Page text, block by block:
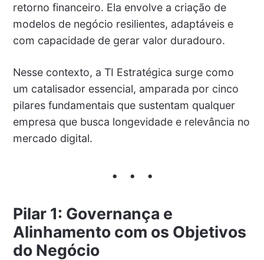
retorno financeiro. Ela envolve a criação de
modelos de negócio resilientes, adaptáveis e
com capacidade de gerar valor duradouro.
Nesse contexto, a TI Estratégica surge como
um catalisador essencial, amparada por cinco
pilares fundamentais que sustentam qualquer
empresa que busca longevidade e relevância no
mercado digital.
Pilar 1: Governança e
Alinhamento com os Objetivos
do Negócio